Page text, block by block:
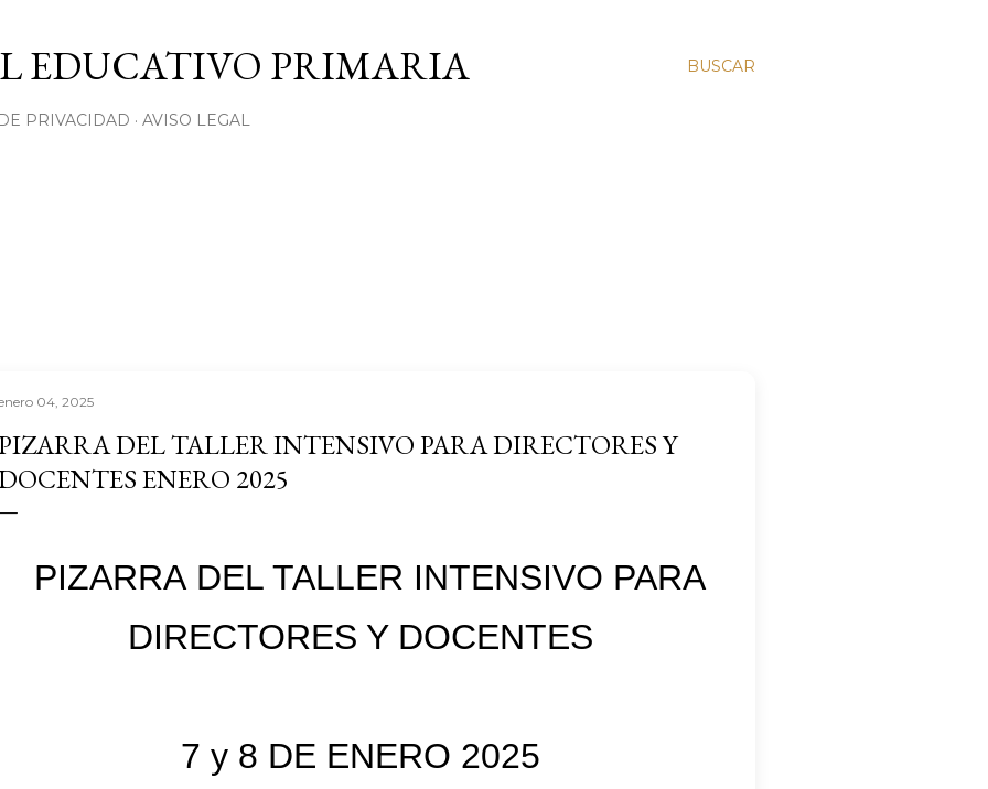
BUSCAR
EDUCATIVO PRIMARIA
PRIVACIDAD AVISO LEGAL
04, 2025
DEL TALLER INTENSIVO PARA DIRECTORES Y
ENERO 2025
PIZARRADEL TALLER INTENSIVO PARA
DIRECTORES Y DOCENTES
7 y 8 DE ENERO 2025